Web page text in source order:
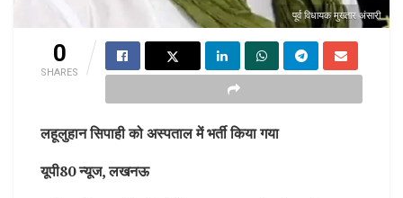
पूर्व विधायक मुख्तार अंसारी
0
SHARES
लहूलुहान सिपाही को अस्पताल में भर्ती किया गया
यूपी80 न्यूज, लखनऊ